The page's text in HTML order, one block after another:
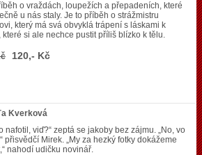
o vraždách, loupežích a přepadeních, které
u nás staly. Je to příběh o strážmistru
který má svá obvyklá trápení s láskami k
které si ale nechce pustit příliš blízko k tělu.
120,- Kč
Kverková
nafotil, viď?“ zeptá se jakoby bez zájmu. „No, vo
přisvědčí Mirek. „My za hezký fotky dokážeme
nahodí udičku novinář.